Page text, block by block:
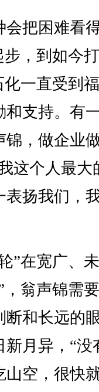
把困难看
步，到如今
化一直受到
和支持。有
锦，做企业
这个人最大
表扬我们，
在宽广、
，翁声锦需
断和长远的
月异，“没
山空，很快